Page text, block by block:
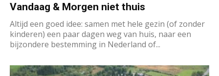
Vandaag & Morgen niet thuis
Altijd een goed idee: samen met hele gezin (of zonder
kinderen) een paar dagen weg van huis, naar een
bijzondere bestemming in Nederland of...